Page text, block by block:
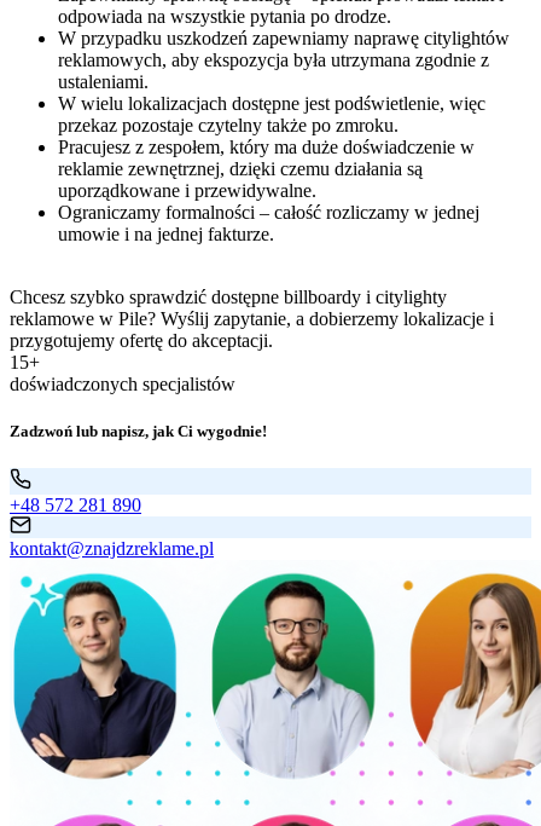
odpowiada na wszystkie pytania po drodze.
W przypadku uszkodzeń zapewniamy naprawę citylightów
reklamowych, aby ekspozycja była utrzymana zgodnie z
ustaleniami.
W wielu lokalizacjach dostępne jest podświetlenie, więc
przekaz pozostaje czytelny także po zmroku.
Pracujesz z zespołem, który ma duże doświadczenie w
reklamie zewnętrznej, dzięki czemu działania są
uporządkowane i przewidywalne.
Ograniczamy formalności – całość rozliczamy w jednej
umowie i na jednej fakturze.
Chcesz szybko sprawdzić dostępne billboardy i citylighty
reklamowe w Pile? Wyślij zapytanie, a dobierzemy lokalizacje i
przygotujemy ofertę do akceptacji.
15+
doświadczonych specjalistów
Zadzwoń lub napisz, jak Ci wygodnie!
+48 572 281 890
kontakt@znajdzreklame.pl